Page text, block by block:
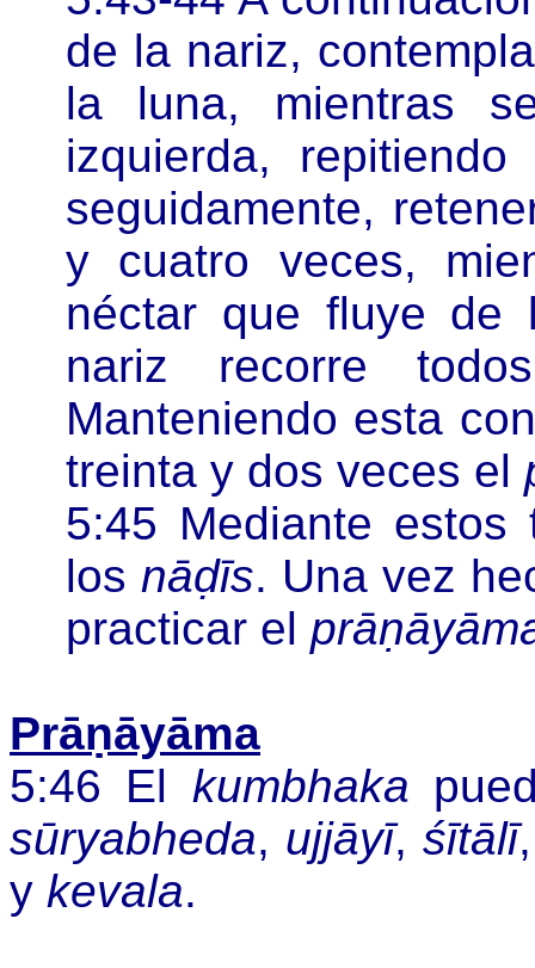
de la nariz,
la luna, mientras
izquierda,
seguidamente,
y cuatro veces,
néctar que fluye
nariz recorre
Manteniendo esta
treinta y dos veces el
5:45 Mediante
los nāḍīs. Una vez
practicar el
Prāṇāyāma
5:46 El kumbhaka
sūryabheda, ujjāyī, śītālī
y kevala.